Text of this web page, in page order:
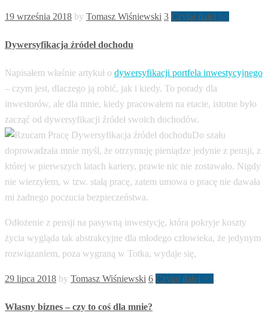
19 września 2018 by Tomasz Wiśniewski 3 Czytaj dalej >>
Dywersyfikacja źródeł dochodu
Napisałem właśnie artykuł o dywersyfikacji portfela inwestycyjnego
– czym jest, dlaczego ją robić, jak i kiedy. To porady dla
inwestorów, ale dla mnie, kiedy pracowałem na etacie, istotne było
zacząć od dywersyfikacji źródeł swoich dochodów.
Do szału
doprowadzała mnie myśl, że otrzymuję pieniądze jedynie z pensji, z
której w pierwszych latach kariery, prawie nic nie zostawało. Nigdy
nie wierzyłem, w tzw. stałą pracę, zatem umowa o pracę nie dawała
mi żadnego poczucia bezpieczeństwa.
Odłożenie z pensji na pasywną inwestycję, która pokryje koszty
życia wygląda tak abstrakcyjne dla młodego człowieka, że jedynym
rozwiązaniem, poza wygraną w Totka, wydaje się,
29 lipca 2018 by Tomasz Wiśniewski 6 Czytaj dalej >>
Własny biznes – czy to coś dla mnie?